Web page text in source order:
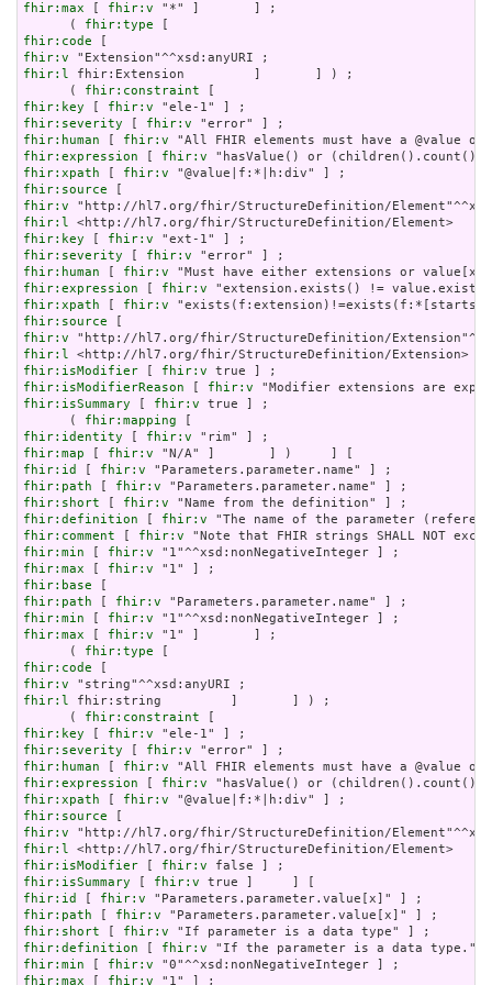
fhir:max [ fhir:v "*" ]       ] ;
      (
fhir:type
fhir:code
fhir:v
fhir:l fhir:Extension         ]       ] ) ;
      (
fhir:constraint
fhir:key [ fhir:v
fhir:severity [ fhir:v
fhir:human [ fhir:v
fhir:expression [ fhir:v
fhir:xpath [ fhir:v
fhir:source
fhir:v
fhir:l
fhir:key [ fhir:v
fhir:severity [ fhir:v
fhir:human [ fhir:v
fhir:expression [ fhir:v
fhir:xpath [ fhir:v
fhir:source
fhir:v
fhir:l
fhir:isModifier [ fhir:v
fhir:isModifierReason [ fhir:v
fhir:isSummary [ fhir:v true ] ;
      (
fhir:mapping
fhir:identity [ fhir:v
fhir:map [ fhir:v
fhir:id
[ fhir:v
fhir:path [ fhir:v
fhir:short [ fhir:v
fhir:definition [ fhir:v
fhir:comment [ fhir:v
fhir:min [ fhir:v
fhir:max [ fhir:v
fhir:base
fhir:path [ fhir:v
fhir:min [ fhir:v
fhir:max [ fhir:v "1" ]       ] ;
      (
fhir:type
fhir:code
fhir:v
fhir:l fhir:string         ]       ] ) ;
      (
fhir:constraint
fhir:key [ fhir:v
fhir:severity [ fhir:v
fhir:human [ fhir:v
fhir:expression [ fhir:v
fhir:xpath [ fhir:v
fhir:source
fhir:v
fhir:l
fhir:isModifier [ fhir:v
fhir:isSummary [ fhir:v
fhir:id
[ fhir:v
fhir:path [ fhir:v
fhir:short [ fhir:v
fhir:definition [ fhir:v
fhir:min [ fhir:v
fhir:max [ fhir:v